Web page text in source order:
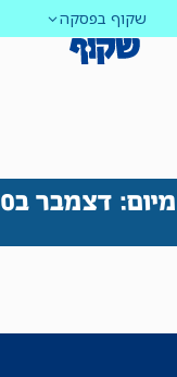
שקוף בפסקה